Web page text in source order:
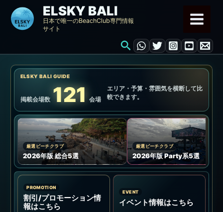
ELSKY BALI
日本で唯一のBeachClub専門情報
サイト
検
ELSKY BALI GUIDE
掲載会場数 121 会場
エリア・予算・雰囲気を横断して比
較できます。
厳選ビーチクラブ
2026年版 総合5選
厳選ビーチクラブ
2026年版 Party系5選
PROMOTION
割引/プロモーション情
報はこちら
EVENT
イベント情報はこちら